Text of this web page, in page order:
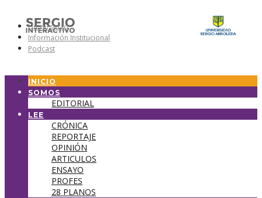
Universidad
Información Institucional
Podcast
INICIO
SOMOS
EDITORIAL
LEE
CRÓNICA
REPORTAJE
OPINIÓN
ARTICULOS
ENSAYO
PROFES
28 PLANOS